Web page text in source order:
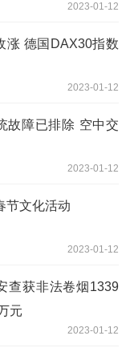
2023-01-12
涨 德国DAX30指数
2023-01-12
故障已排除 空中交
2023-01-12
节文化活动
2023-01-12
查获非法卷烟1339
元
2023-01-12